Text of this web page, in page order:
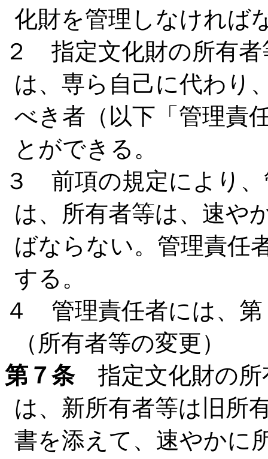
化財を管理しなければ
２ 指定文化財の所有
は、専ら自己に代わり
べき者（以下「管理責
とができる。
３ 前項の規定により
は、所有者等は、速や
ばならない。管理責任
する。
４ 管理責任者には、第
（所有者等の変更）
第７条指定文化財の所
は、新所有者等は旧所
書を添えて、速やかに